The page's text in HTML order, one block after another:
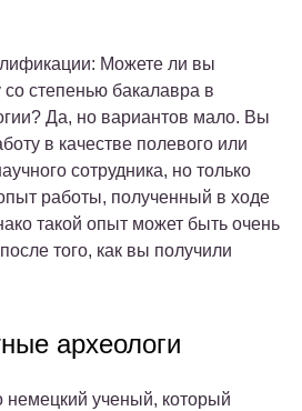
Можете ли вы
со степенью бакалавра в
Да, но вариантов мало. Вы
в качестве полевого или
сотрудника, но только
работы, полученный в ходе
такой опыт может быть очень
того, как вы получили
археологи
немецкий ученый, который